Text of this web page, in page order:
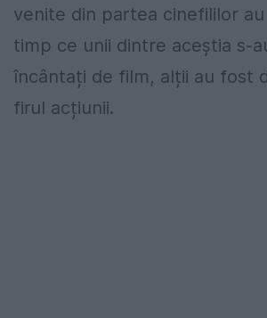
venite din partea cinefililor
timp ce unii dintre aceștia s-
încântați de film, alții au fost
firul acțiunii.